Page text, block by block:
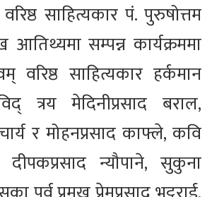
साहित्यकार पं. पुरुषोत्तम
आतिथ्यमा सम्पन्न कार्यक्रममा
वरिष्ठ साहित्यकार हर्कमान
त्रय मेदिनीप्रसाद बराल,
र मोहनप्रसाद काफ्ले, कवि
न्यौपाने, सुकुना